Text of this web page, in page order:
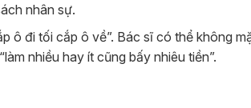
nhân sự.
ô đi tối cắp ô về”. Bác sĩ có thể không
nhiều hay ít cũng bấy nhiêu tiền”.